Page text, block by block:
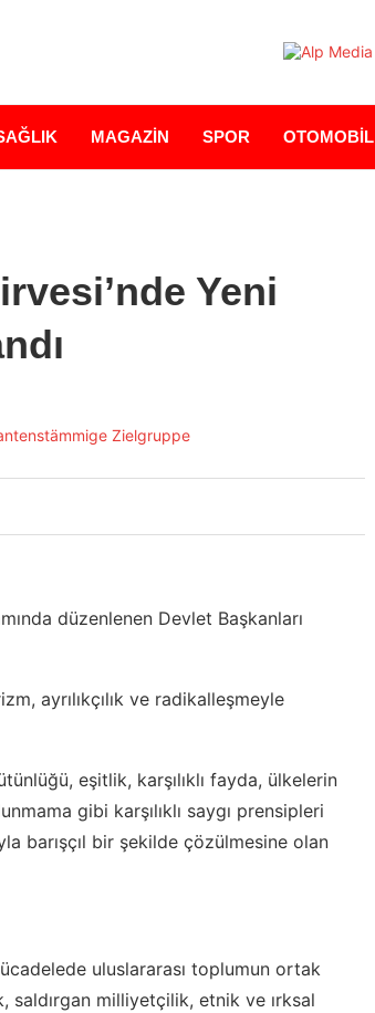
MAGAZİN SPOR OTOMOBİL
Yeni
düzenlenen Devlet Başkanları
ayrılıkçılık ve radikalleşmeyle
eşitlik, karşılıklı fayda, ülkelerin
gibi karşılıklı saygı prensipleri
barışçıl bir şekilde çözülmesine olan
uluslararası toplumun ortak
saldırgan milliyetçilik, etnik ve ırksal